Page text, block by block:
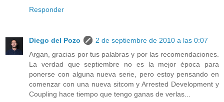
Responder
Diego del Pozo
2 de septiembre de 2010 a las 0:07
Argan, gracias por tus palabras y por las recomendaciones.
La verdad que septiembre no es la mejor época para
ponerse con alguna nueva serie, pero estoy pensando en
comenzar con una nueva sitcom y Arrested Development y
Coupling hace tiempo que tengo ganas de verlas...